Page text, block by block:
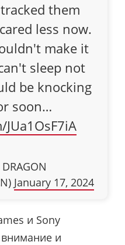
them
less now.
make it
sleep not
be knocking
soon…
January 17, 2024
и Sony
и